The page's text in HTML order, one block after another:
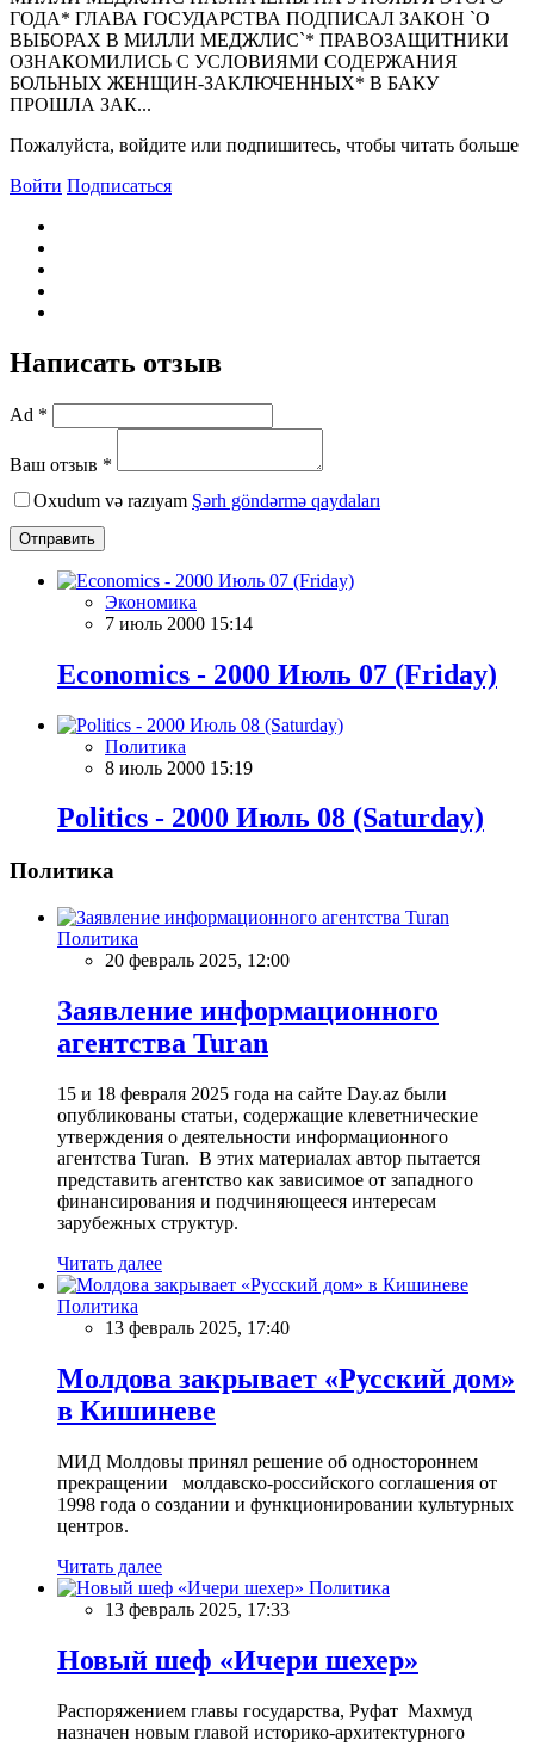
ГОДА* ГЛАВА ГОСУДАРСТВА ПОДПИСАЛ ЗАКОH `О
ВЫБОРАХ В МИЛЛИ МЕДЖЛИС`* ПРАВОЗАЩИТНИКИ
ОЗНАКОМИЛИСЬ С УСЛОВИЯМИ СОДЕРЖАНИЯ
БОЛЬНЫХ ЖЕНЩИН-ЗАКЛЮЧЕННЫХ* В БАКУ
ПРОШЛА ЗАК...
Пожалуйста, войдите или подпишитесь, чтобы читать больше
Войти Подписаться
Написать отзыв
Ad *
Ваш отзыв *
Oxudum və razıyam Şərh göndərmə qaydaları
Отправить
Экономика
7 июль 2000 15:14
Economics - 2000 Июль 07 (Friday)
Политика
8 июль 2000 15:19
Politics - 2000 Июль 08 (Saturday)
Политика
Политика
20 февраль 2025, 12:00
Заявление информационного
агентства Turan
15 и 18 февраля 2025 года на сайте Day.az были
опубликованы статьи, содержащие клеветнические
утверждения о деятельности информационного
агентства Turan. В этих материалах автор пытается
представить агентство как зависимое от западного
финансирования и подчиняющееся интересам
зарубежных структур.
Читать далее
Политика
13 февраль 2025, 17:40
Молдова закрывает «Русский дом»
в Кишиневе
МИД Молдовы принял решение об одностороннем
прекращении молдавско-российского соглашения от
1998 года о создании и функционировании культурных
центров.
Читать далее
Политика
13 февраль 2025, 17:33
Новый шеф «Ичери шехер»
Распоряжением главы государства, Руфат Махмуд
назначен новым главой историко-архитектурного